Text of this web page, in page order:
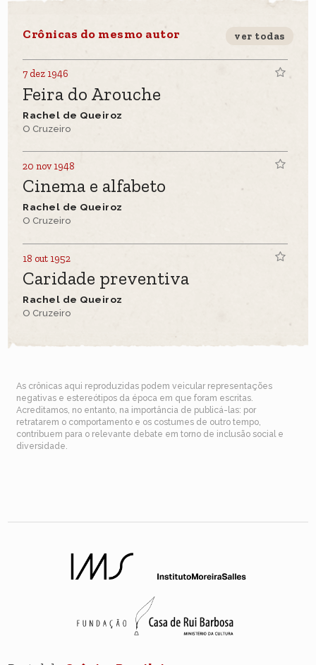
Crônicas do mesmo autor ver todas
7 dez 1946
Feira do Arouche
Rachel de Queiroz
O Cruzeiro
20 nov 1948
Cinema e alfabeto
Rachel de Queiroz
O Cruzeiro
18 out 1952
Caridade preventiva
Rachel de Queiroz
O Cruzeiro
As crônicas aqui reproduzidas podem veicular representações
negativas e estereótipos da época em que foram escritas.
Acreditamos, no entanto, na importância de publicá-las: por
retratarem o comportamento e os costumes de outro tempo,
contribuem para o relevante debate em torno de inclusão social e
diversidade.